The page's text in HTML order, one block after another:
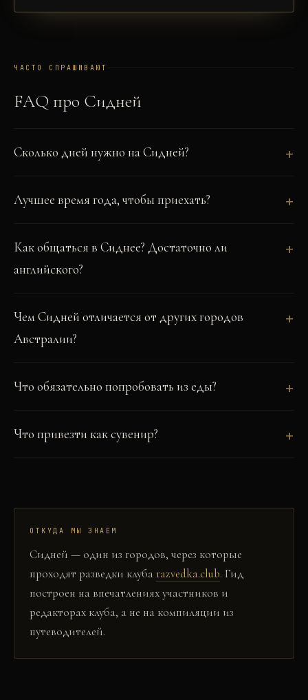
ЧАСТО СПРАШИВАЮТ
FAQ про Сидней
Сколько дней нужно на Сидней?
Лучшее время года, чтобы приехать?
Как общаться в Сиднее? Достаточно ли
английского?
Чем Сидней отличается от других городов
Австралии?
Что обязательно попробовать из еды?
Что привезти как сувенир?
ОТКУДА МЫ ЗНАЕМ
Сидней — один из городов, через которые
проходят разведки клуба razvedka.club. Гид
построен на впечатлениях участников и
редакторах клуба, а не на компиляции из
путеводителей.